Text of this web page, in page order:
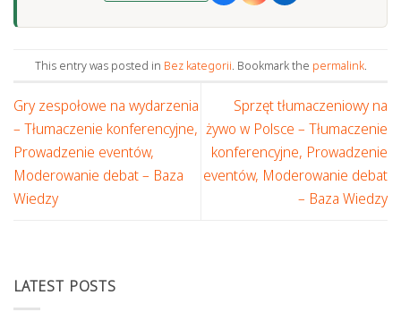
This entry was posted in Bez kategorii. Bookmark the permalink.
Gry zespołowe na wydarzenia
– Tłumaczenie konferencyjne,
Prowadzenie eventów,
Moderowanie debat – Baza
Wiedzy
Sprzęt tłumaczeniowy na
żywo w Polsce – Tłumaczenie
konferencyjne, Prowadzenie
eventów, Moderowanie debat
– Baza Wiedzy
LATEST POSTS